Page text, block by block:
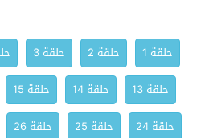
حلقة 1 حلقة 2 حلقة 3
حلقة 13
حلقة 14 حلقة 15
حلقة 24
حلقة 25 حلقة 26